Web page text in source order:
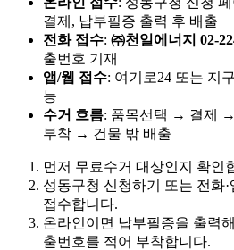
결제, 납부필증 출력 후 배출
전화 접수: ㈜천일에너지 02-
출번호 기재
앱/웹 접수: 여기로24 또는 지
능
수거 흐름: 품목선택 → 결제
부착 → 건물 밖 배출
먼저 무료수거 대상인지 확인
성동구청 신청하기 또는 전화
접수합니다.
온라인이면 납부필증을 출력
출번호를 적어 부착합니다.